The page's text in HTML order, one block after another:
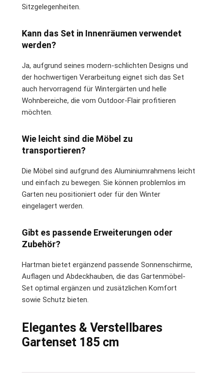
Sitzgelegenheiten.
Kann das Set in Innenräumen verwendet
werden?
Ja, aufgrund seines modern-schlichten Designs und
der hochwertigen Verarbeitung eignet sich das Set
auch hervorragend für Wintergärten und helle
Wohnbereiche, die vom Outdoor-Flair profitieren
möchten.
Wie leicht sind die Möbel zu
transportieren?
Die Möbel sind aufgrund des Aluminiumrahmens leicht
und einfach zu bewegen. Sie können problemlos im
Garten neu positioniert oder für den Winter
eingelagert werden.
Gibt es passende Erweiterungen oder
Zubehör?
Hartman bietet ergänzend passende Sonnenschirme,
Auflagen und Abdeckhauben, die das Gartenmöbel-
Set optimal ergänzen und zusätzlichen Komfort
sowie Schutz bieten.
Elegantes & Verstellbares
Gartenset 185 cm